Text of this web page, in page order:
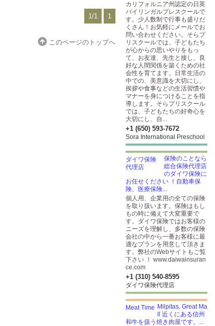
1/1 1
このページのトップへ
カリフォルニア州認定の日英
バイリンガルプレスクールで
す。少人数制で行事も盛りだ
くさん！お気軽にメールでお
問い合わせください。そらプ
リスクールでは、子どもたち
が心からの思いやりをもっ
て、お友達、先生と接し、良
好な人間関係を築くための社
会性を育てます。日常生活の
中での、美意識を大切にし、
挨拶や食事などの生活習慣や
マナーを身につけることを指
導します。そらプリスクール
では、子どもたちの好奇心を
大切にし、自...
+1 (650) 593-7672
Sora International Preschool
保険のことなら
総合保険代理店
のダイワ保険に
お任せください ！自動車保
険、医療保険...
個人用、企業用の全ての保険
を取り扱います。保険はもし
もの時に備えて大変重要で
す。ダイワ保険ではお客様の
ニーズを理解し、多数の保険
会社の中から一番お客様に最
適なプランを用意して頂きま
す。弊社のWebサイトもご覧
下さい ！ www.daiwainsuran
ce.com
+1 (310) 540-8595
ダイワ保険代理店
Milpitas, Great Ma
ll 近くにある信州
和牛を扱う焼き肉屋です。...